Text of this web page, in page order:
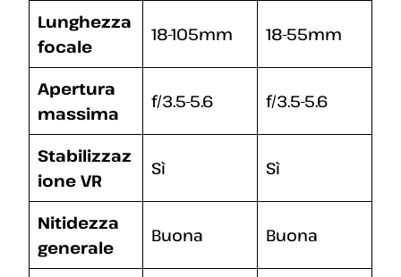
Lunghezza
focale
18-105mm 18-55mm
Apertura
massima
f/3.5-5.6 f/3.5-5.6
Stabilizzaz
ione VR
Sì Sì
Nitidezza
generale
Buona Buona